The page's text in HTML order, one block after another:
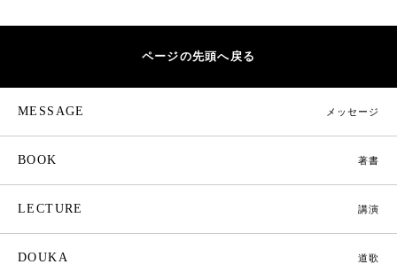
ページの先頭へ戻る
MESSAGE メッセージ
BOOK 著書
LECTURE 講演
DOUKA 道歌